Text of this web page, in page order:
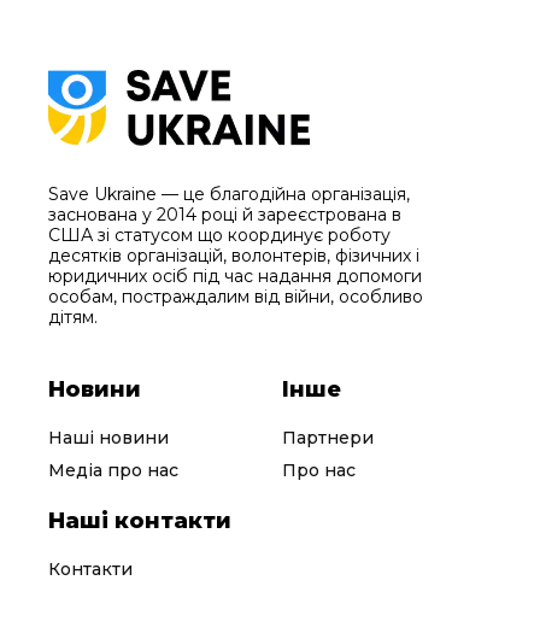
Save Ukraine — це благодійна організація,
заснована у 2014 році й зареєстрована в
США зі статусом що координує роботу
десятків організацій, волонтерів, фізичних і
юридичних осіб під час надання допомоги
особам, постраждалим від війни, особливо
дітям.
Новини
Наші новини
Медіа про нас
Інше
Партнери
Про нас
Наші контакти
Контакти